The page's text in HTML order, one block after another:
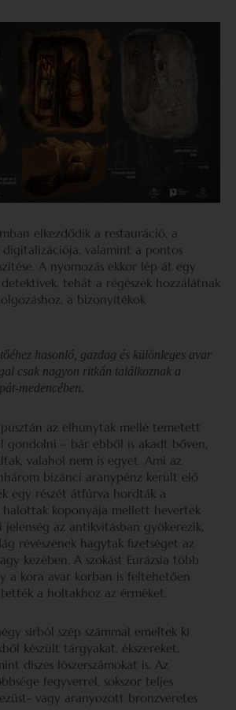
elkezdődik a restauráció, a
digitalizációja, valamint a pontos
A nyomozás ekkor lép át egy
detektívek, tehát a régészek hozzálátnak
a bizonyítékok
hasonló, gazdag és különleges avar
csak nagyon ritkán találkoznak a
medencében.
az elhunytak mellé temetett
gondolni – bár ebből is akadt bőven,
valahol nem is egyet. Ami az
bizánci aranypénz került elő
egy részét átfúrva hordták a
halottak koponyája mellett hevertek
az antikvitásban gyökerezik,
révészének hagytak fizetséget az
kezében. A szokást Eurázsia több
a kora avar korban is feltehetően
tették a holtakhoz az érméket.
sírból szép számmal emeltek ki
készült tárgyakat, ékszereket,
díszes lószerszámokat is. Az
fegyverrel, sokszor teljes
ezüst- vagy aranyozott bronzveretes